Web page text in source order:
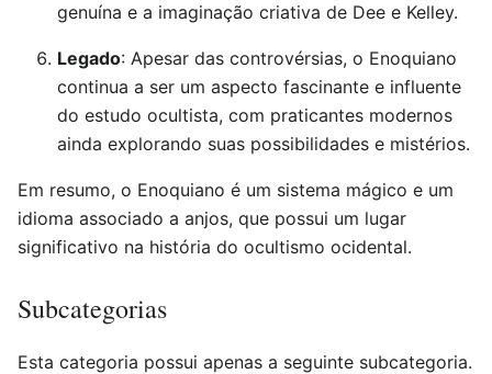
genuína e a imaginação criativa de Dee e Kelley.
Legado: Apesar das controvérsias, o Enoquiano
continua a ser um aspecto fascinante e influente
do estudo ocultista, com praticantes modernos
ainda explorando suas possibilidades e mistérios.
Em resumo, o Enoquiano é um sistema mágico e um
idioma associado a anjos, que possui um lugar
significativo na história do ocultismo ocidental.
Subcategorias
Esta categoria possui apenas a seguinte subcategoria.